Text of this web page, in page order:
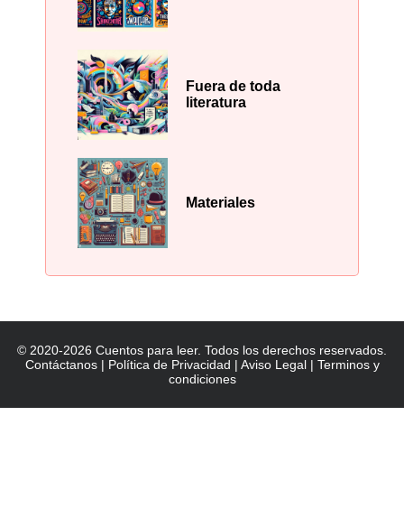
Fuera de toda
literatura
Materiales
© 2020-2026 Cuentos para leer. Todos los derechos reservados.
Contáctanos| Política de Privacidad | Aviso Legal| Terminos y
condiciones